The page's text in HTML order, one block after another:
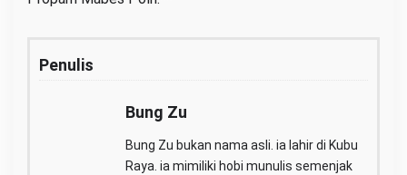
Penulis
Bung Zu
Bung Zu bukan nama asli. ia lahir di Kubu
Raya. ia mimiliki hobi munulis semenjak